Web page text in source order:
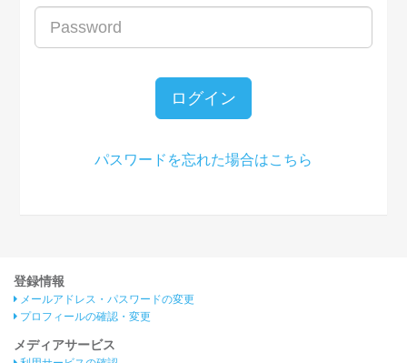
ログイン
パスワードを忘れた場合はこちら
登録情報
メールアドレス・パスワードの変更
プロフィールの確認・変更
メディアサービス